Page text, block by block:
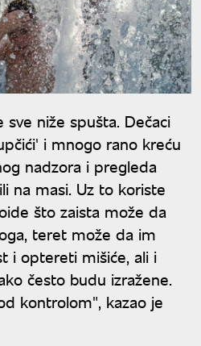
niže spušta. Dečaci
i mnogo rano kreću
nadzora i pregleda
na masi. Uz to koriste
što zaista može da
teret može da im
i optereti mišiće, ali i
često budu izražene.
kontrolom", kazao je